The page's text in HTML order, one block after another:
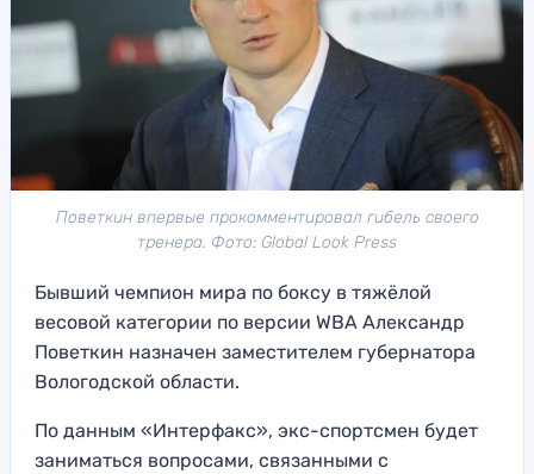
Поветкин впервые прокомментировал гибель своего
тренера. Фото: Global Look Press
Бывший чемпион мира по боксу в тяжёлой
весовой категории по версии WBA Александр
Поветкин назначен заместителем губернатора
Вологодской области.
По данным «Интерфакс», экс-спортсмен будет
заниматься вопросами, связанными с